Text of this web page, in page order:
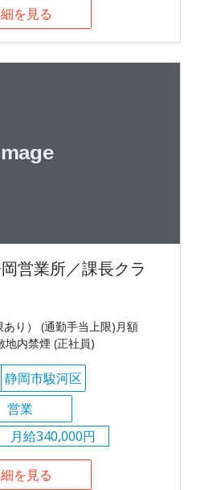
を見る
営業所／課長クラ
り） (通勤手当上限)月額
地内禁煙 (正社員)
静岡市駿河区
営業
月給340,000円
を見る